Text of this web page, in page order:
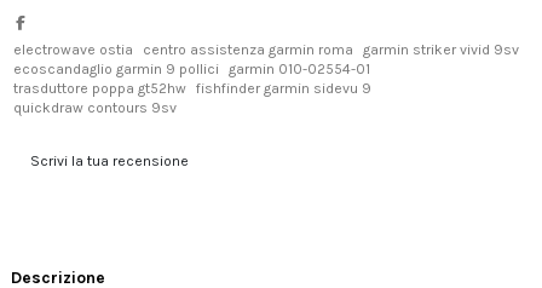
electrowave ostia centro assistenza garmin roma
garmin striker vivid 9sv
ecoscandaglio garmin 9 pollici garmin 010-02554-01
trasduttore poppa gt52hw fishfinder garmin sidevu 9
quickdraw contours 9sv
Scrivi la tua recensione
Descrizione